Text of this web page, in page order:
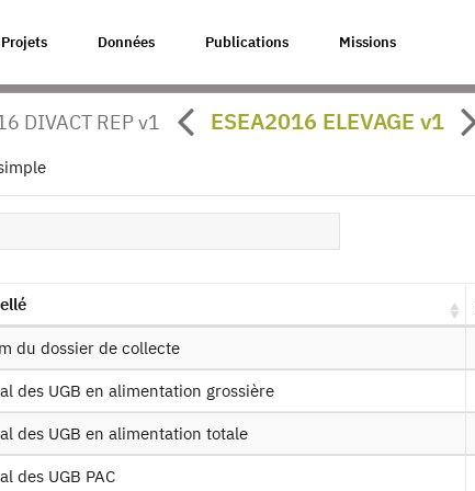
Projets Données Publications Missions
Retour à la source
2016
Dessin de fichier
DIVACT REP v1 ESEA2016 ELEVAGE v1
du dossier de collecte
des UGB en alimentation grossière
des UGB en alimentation totale
des UGB PAC